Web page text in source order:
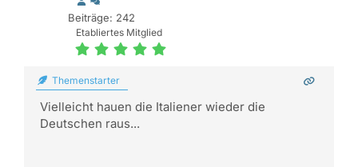
Beiträge: 242
Etabliertes Mitglied
Themenstarter
Vielleicht hauen die Italiener wieder die
Deutschen raus...